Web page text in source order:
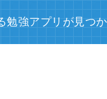
勉強アプリが見つ